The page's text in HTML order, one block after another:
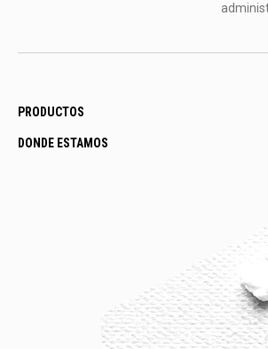
PRODUCTOS
DONDE ESTAMOS